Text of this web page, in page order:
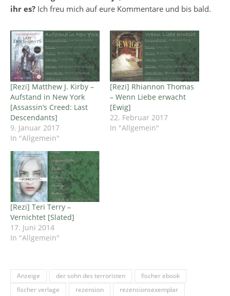
ihr es? Ich freu mich auf eure Kommentare und bis bald.
[Rezi] Matthew J. Kirby –
Aufstand in New York
[Assassin’s Creed: Last
Descendants]
9. Januar 2017
In "Allgemein"
[Rezi] Rhiannon Thomas
– Wenn Liebe erwacht
[Ewig]
22. Februar 2017
In "Allgemein"
[Rezi] Teri Terry –
Vernichtet [Slated]
17. Juni 2014
In "Allgemein"
Anzeige der sohn des terroristen
fischer ebook
fischer verlage
rezension
rezensionsexemplar